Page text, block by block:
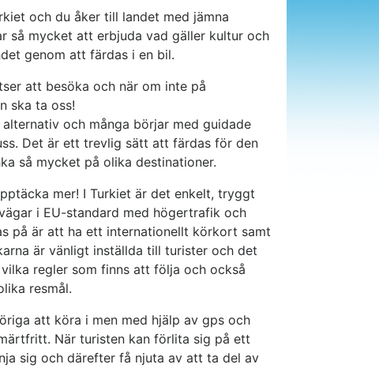
och du åker till landet med jämna
så mycket att erbjuda vad gäller kultur och
genom att färdas i en bil.
att besöka och när om inte på
ska ta oss!
och många börjar med guidade
Det är ett trevlig sätt att färdas för den
så mycket på olika destinationer.
mer! I Turkiet är det enkelt, tryggt
i EU-standard med högertrafik och
på är att ha ett internationellt körkort samt
är vänligt inställda till turister och det
regler som finns att följa och också
resmål.
att köra i men med hjälp av gps och
När turisten kan förlita sig på ett
sig och därefter få njuta av att ta del av